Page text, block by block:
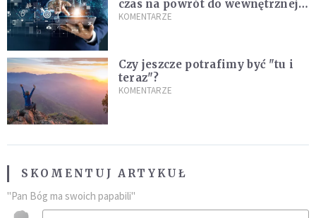
czas na powrót do wewnętrznej
prawdy
KOMENTARZE
Czy jeszcze potrafimy być "tu i
teraz"?
KOMENTARZE
SKOMENTUJ ARTYKUŁ
"Pan Bóg ma swoich papabili"